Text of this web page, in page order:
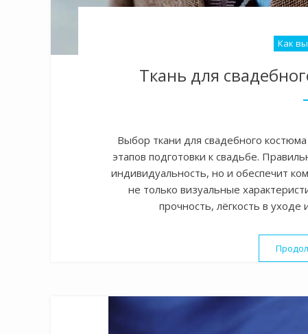
Как
Ткань для
Выбор ткани для свадебного
этапов подготовки к свадьбе.
индивидуальность, но и обеспечит
не только визуальные
прочность, лёгкость в